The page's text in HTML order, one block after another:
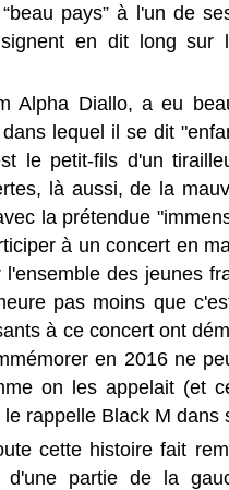
pays” à l'un de
en dit long sur
Alpha Diallo, a eu
lequel il se dit
le petit-fils d'un
là aussi, de la
la prétendue
à un concert en
des jeunes
pas moins que
à ce concert ont
en 2016 ne
on les appelait (et
rappelle Black M dans
cette histoire fait
d'une partie de la